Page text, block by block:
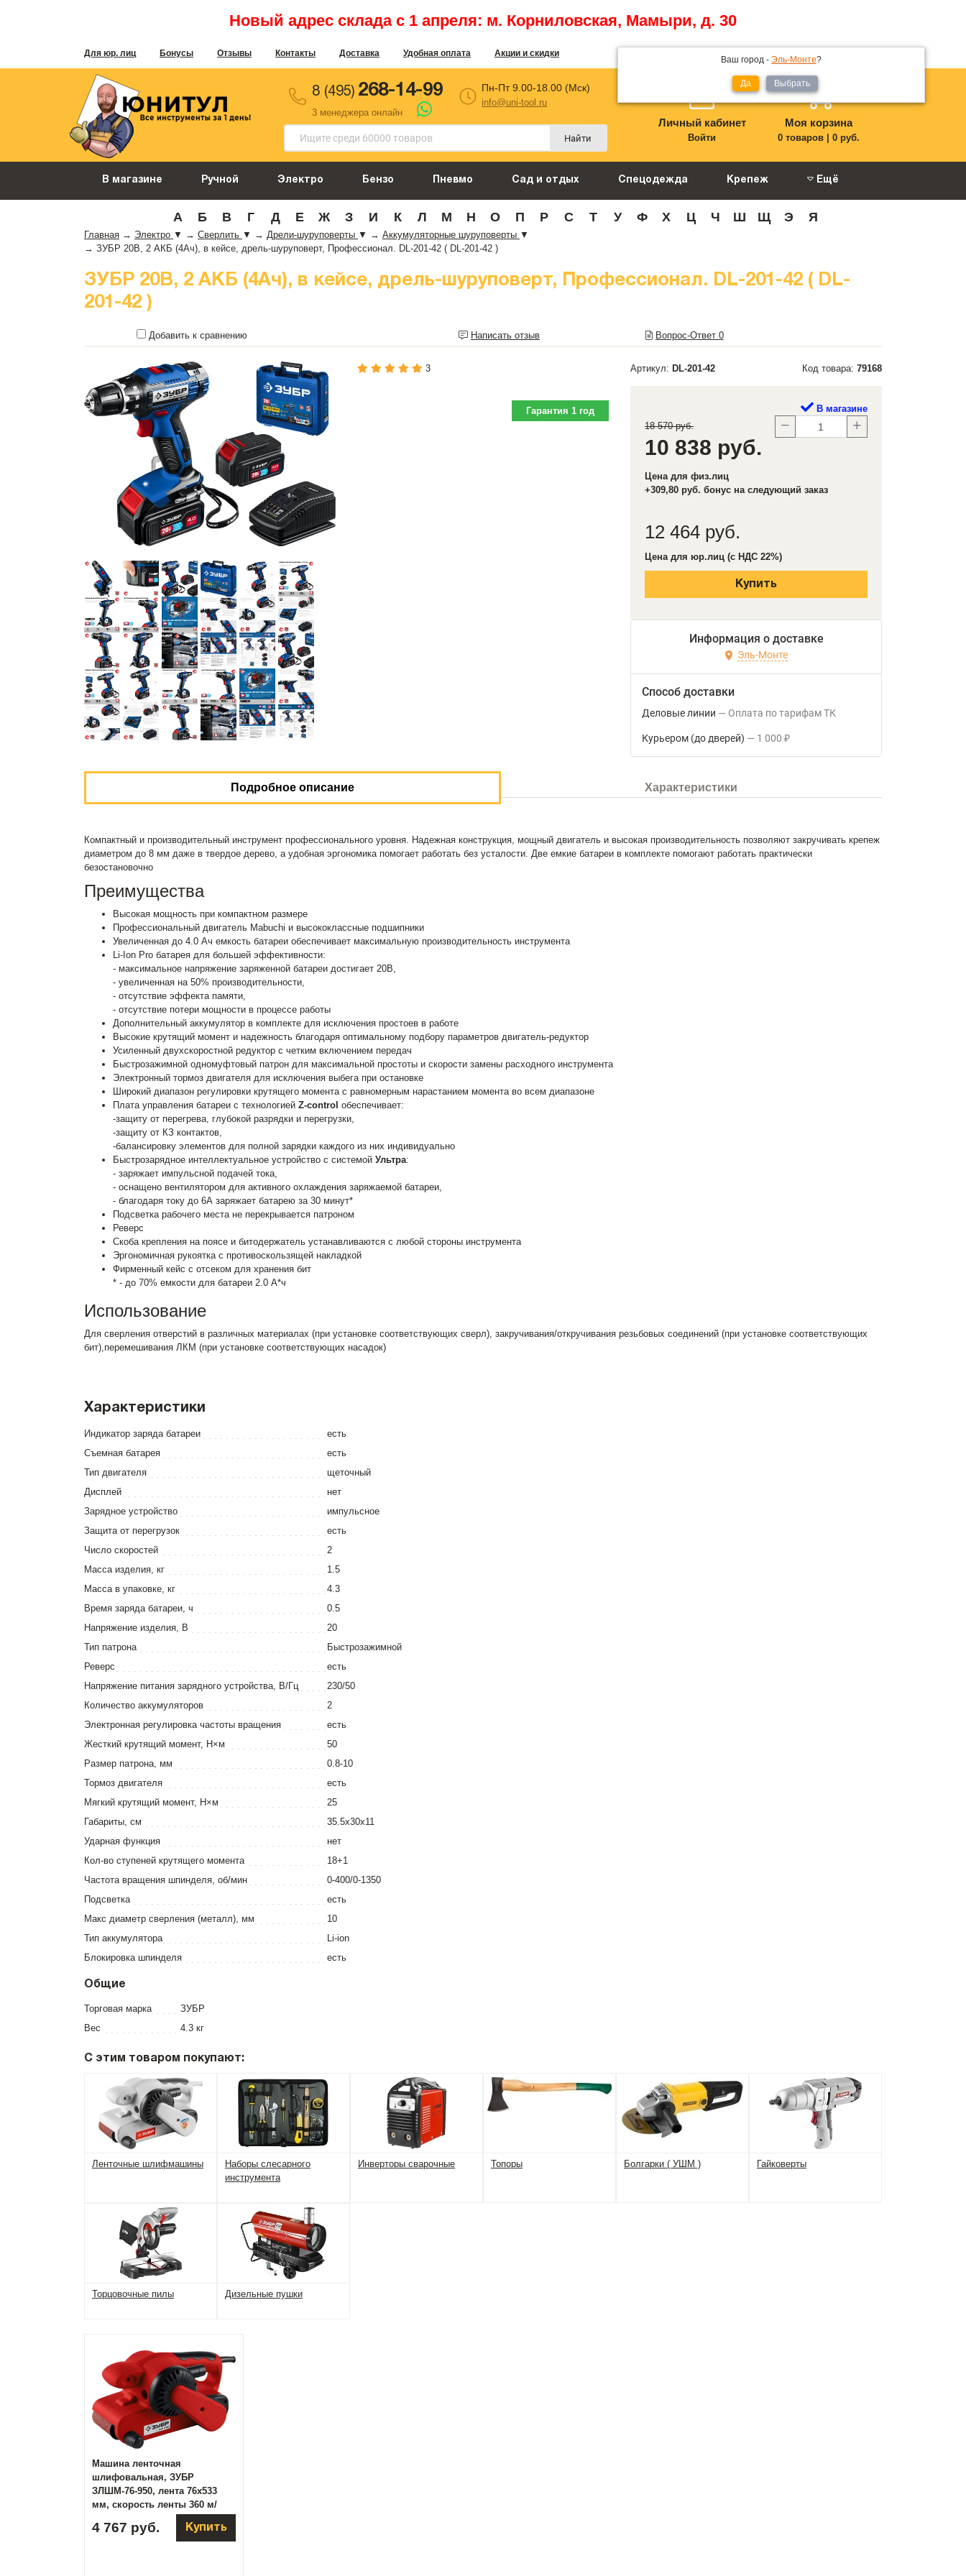
Новый адрес склада с 1 апреля: м. Корниловская, Мамыри, д. 30
Для юр. лиц Бонусы Отзывы Контакты Доставка Удобная оплата Акции и скидки
Ваш город - Эль-Монте?
Да Выбрать
8 (495) 268-14-99
3 менеджера онлайн
Пн-Пт 9.00-18.00 (Мск)
info@uni-tool.ru
Найти
Личный кабинет
Войти
Моя корзина
0 товаров| 0 руб.
В магазине Ручной Электро Бензо Пневмо Сад и отдых Спецодежда Крепеж Ещё
А Б В Г Д Е Ж З И К Л М Н О П Р С Т У Ф Х Ц Ч Ш Щ Э Я
Главная → Электро ▼ → Сверлить ▼ → Дрели-шуруповерты ▼ → Аккумуляторные шуруповерты ▼
→ ЗУБР 20В, 2 АКБ (4Ач), в кейсе, дрель-шуруповерт, Профессионал. DL-201-42 ( DL-201-42 )
ЗУБР 20В, 2 АКБ (4Ач), в кейсе, дрель-шуруповерт, Профессионал. DL-201-42 ( DL-
201-42 )
Добавить к сравнению Написать отзыв Вопрос-Ответ 0
3 Артикул: DL-201-42 Код товара: 79168
Гарантия 1 год
В магазине
18 570 руб.
10 838 руб.
Цена для физ.лиц
+309,80 руб. бонус на следующий заказ
12 464 руб.
Цена для юр.лиц (с НДС 22%)
Купить
Информация о доставке
Эль-Монте
Способ доставки
Деловые линии Оплата по тарифам ТК
Курьером (до дверей) 1 000 ₽
Подробное описание Характеристики
Компактный и производительный инструмент профессионального уровня. Надежная конструкция, мощный двигатель и высокая производительность позволяют закручивать крепеж
диаметром до 8 мм даже в твердое дерево, а удобная эргономика помогает работать без усталости. Две емкие батареи в комплекте помогают работать практически
безостановочно
Преимущества
Высокая мощность при компактном размере
Профессиональный двигатель Mabuchi и высококлассные подшипники
Увеличенная до 4.0 Ач емкость батареи обеспечивает максимальную производительность инструмента
Li-Ion Pro батарея для большей эффективности:
- максимальное напряжение заряженной батареи достигает 20В,
- увеличенная на 50% производительности,
- отсутствие эффекта памяти,
- отсутствие потери мощности в процессе работы
Дополнительный аккумулятор в комплекте для исключения простоев в работе
Высокие крутящий момент и надежность благодаря оптимальному подбору параметров двигатель-редуктор
Усиленный двухскоростной редуктор с четким включением передач
Быстрозажимной одномуфтовый патрон для максимальной простоты и скорости замены расходного инструмента
Электронный тормоз двигателя для исключения выбега при остановке
Широкий диапазон регулировки крутящего момента с равномерным нарастанием момента во всем диапазоне
Плата управления батареи с технологией Z-control обеспечивает:
-защиту от перегрева, глубокой разрядки и перегрузки,
-защиту от КЗ контактов,
-балансировку элементов для полной зарядки каждого из них индивидуально
Быстрозарядное интеллектуальное устройство с системой Ультра:
- заряжает импульсной подачей тока,
- оснащено вентилятором для активного охлаждения заряжаемой батареи,
- благодаря току до 6А заряжает батарею за 30 минут*
Подсветка рабочего места не перекрывается патроном
Реверс
Скоба крепления на поясе и битодержатель устанавливаются с любой стороны инструмента
Эргономичная рукоятка с противоскользящей накладкой
Фирменный кейс с отсеком для хранения бит
* - до 70% емкости для батареи 2.0 А*ч
Использование
Для сверления отверстий в различных материалах (при установке соответствующих сверл), закручивания/откручивания резьбовых соединений (при установке соответствующих
бит),перемешивания ЛКМ (при установке соответствующих насадок)
Характеристики
Индикатор заряда батареи
есть
Съемная батарея
есть
Тип двигателя
щеточный
Дисплей
нет
Зарядное устройство
импульсное
Защита от перегрузок
есть
Число скоростей
2
Масса изделия, кг
1.5
Масса в упаковке, кг
4.3
Время заряда батареи, ч
0.5
Напряжение изделия, В
20
Тип патрона
Быстрозажимной
Реверс
есть
Напряжение питания зарядного устройства, В/Гц
230/50
Количество аккумуляторов
2
Электронная регулировка частоты вращения
есть
Жесткий крутящий момент, Н×м
50
Размер патрона, мм
0.8-10
Тормоз двигателя
есть
Мягкий крутящий момент, Н×м
25
Габариты, см
35.5x30x11
Ударная функция
нет
Кол-во ступеней крутящего момента
18+1
Частота вращения шпинделя, об/мин
0-400/0-1350
Подсветка
есть
Макс диаметр сверления (металл), мм
10
Тип аккумулятора
Li-ion
Блокировка шпинделя
есть
Общие
Торговая марка
ЗУБР
Вес
4.3 кг
С этим товаром покупают:
Ленточные шлифмашины
Наборы слесарного
инструмента
Инверторы сварочные Топоры Болгарки ( УШМ ) Гайковерты
Торцовочные пилы Дизельные пушки
Машина ленточная
шлифовальная, ЗУБР
ЗЛШМ-76-950, лента 76x533
мм, скорость ленты 360 м/
4 767 руб. Купить